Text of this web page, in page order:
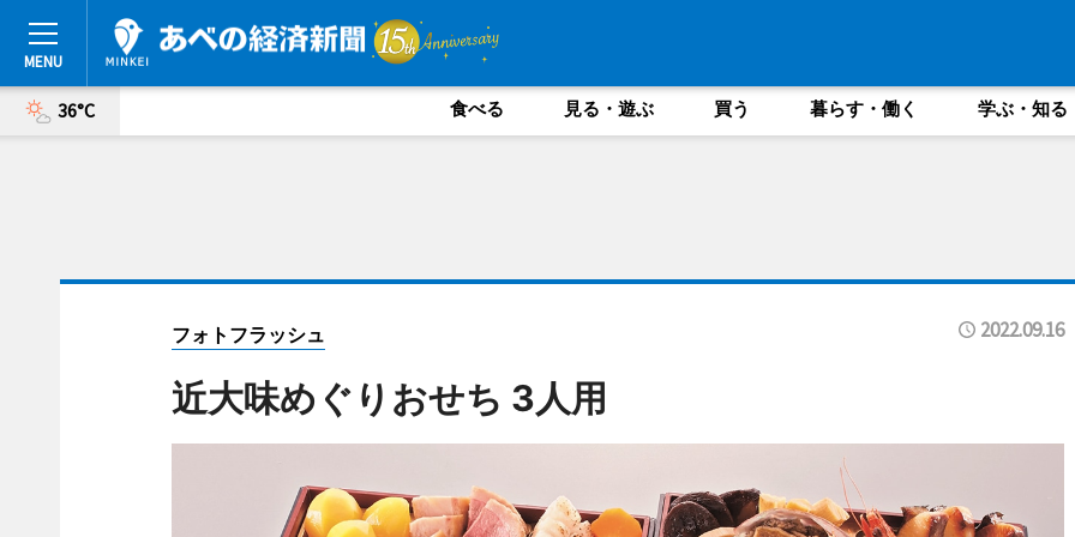
36°C 食べる 見る・遊ぶ 買う 暮らす・働く 学ぶ・知る
フォトフラッシュ 2022.09.16
近大味めぐりおせち 3人用